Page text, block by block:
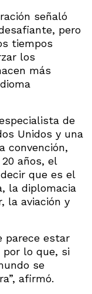
señaló
pero
tiempos
los
más
de
Unidos y una
convención,
años, el
que es el
la diplomacia
la aviación y
parece estar
por lo que, si
se
afirmó.